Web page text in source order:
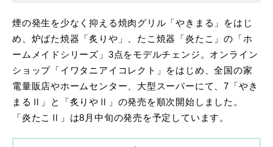
煙の発生を少なく抑える焼肉グリル「やきまる」をはじ
め、炉ばた焼器「炙りや」、たこ焼器「炎たこ」の「ホ
ームメイドシリーズ」3点をモデルチェンジ。オンライン
ショップ「イワタニアイコレクト」をはじめ、全国の家
電量販店やホームセンター、大型スーパーにて、7「やき
まるⅡ」と「炙りやⅡ」の発売を順次開始しました。
「炎たこⅡ」は8月中旬の発売を予定しています。